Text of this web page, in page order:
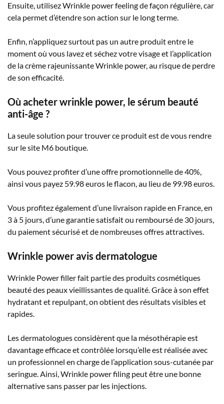
Ensuite, utilisez Wrinkle power feeling de façon régulière, car
cela permet d’étendre son action sur le long terme.
Enfin, n’appliquez surtout pas un autre produit entre le
moment où vous lavez et séchez votre visage et l’application
de la crème rajeunissante Wrinkle power, au risque de perdre
de son efficacité.
Où acheter wrinkle power, le sérum beauté
anti-âge ?
La seule solution pour trouver ce produit est de vous rendre
sur le site M6 boutique.
Vous pouvez profiter d’une offre promotionnelle de 40%,
ainsi vous payez 59.98 euros le flacon, au lieu de 99.98 euros.
Vous profitez également d’une livraison rapide en France, en
3 à 5 jours, d’une garantie satisfait ou remboursé de 30 jours,
du paiement sécurisé et de nombreuses offres attractives.
Wrinkle power avis dermatologue
Wrinkle Power filler fait partie des produits cosmétiques
beauté des peaux vieillissantes de qualité. Grâce à son effet
hydratant et repulpant, on obtient des résultats visibles et
rapides.
Les dermatologues considèrent que la mésothérapie est
davantage efficace et contrôlée lorsqu’elle est réalisée avec
un professionnel en charge de l’application sous-cutanée par
seringue. Ainsi, Wrinkle power filing peut être une bonne
alternative sans passer par les injections.